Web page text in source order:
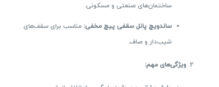
ساختمان‌های صنعتی و مسکونی.
ساندویچ پانل سقفی پیچ مخفی: مناسب برای سقف‌های
شیب‌دار و صاف.
ویژگی‌های مهم: